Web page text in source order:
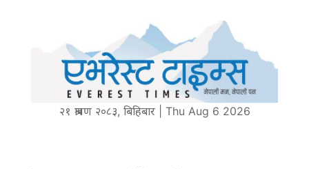
२१ श्रावण २०८३, बिहिबार | Thu Aug 6 2026